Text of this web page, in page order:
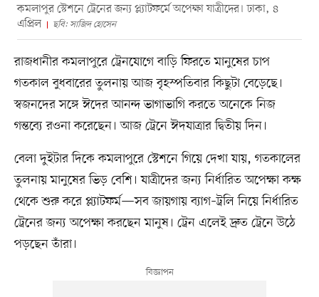
কমলাপুর স্টেশনে ট্রেনের জন্য প্ল্যাটফর্মে অপেক্ষা যাত্রীদের। ঢাকা, ৪
এপ্রিল
ছবি: সাজিদ হোসেন
রাজধানীর কমলাপুরে ট্রেনযোগে বাড়ি ফিরতে মানুষের চাপ
গতকাল বুধবারের তুলনায় আজ বৃহস্পতিবার কিছুটা বেড়েছে।
স্বজনদের সঙ্গে ঈদের আনন্দ ভাগাভাগি করতে অনেকে নিজ
গন্তব্যে রওনা করেছেন। আজ ট্রেনে ঈদযাত্রার দ্বিতীয় দিন।
বেলা দুইটার দিকে কমলাপুরে স্টেশনে গিয়ে দেখা যায়, গতকালের
তুলনায় মানুষের ভিড় বেশি। যাত্রীদের জন্য নির্ধারিত অপেক্ষা কক্ষ
থেকে শুরু করে প্ল্যাটফর্ম—সব জায়গায় ব্যাগ–ট্রলি নিয়ে নির্ধারিত
ট্রেনের জন্য অপেক্ষা করছেন মানুষ। ট্রেন এলেই দ্রুত ট্রেনে উঠে
পড়ছেন তাঁরা।